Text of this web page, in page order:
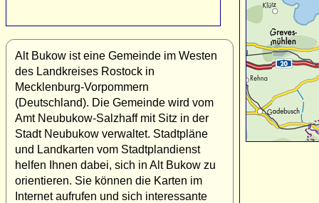
Alt Bukow ist eine Gemeinde im Westen
des Landkreises Rostock in
Mecklenburg-Vorpommern
(Deutschland). Die Gemeinde wird vom
Amt Neubukow-Salzhaff mit Sitz in der
Stadt Neubukow verwaltet. Stadtpläne
und Landkarten vom Stadtplandienst
helfen Ihnen dabei, sich in Alt Bukow zu
orientieren. Sie können die Karten im
Internet aufrufen und sich interessante